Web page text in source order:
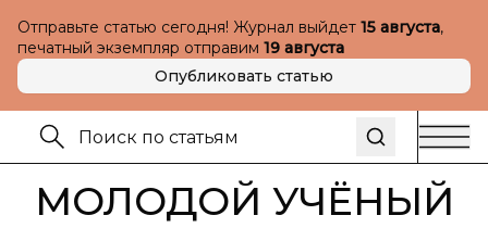
Отправьте статью сегодня! Журнал выйдет 15 августа,
печатный экземпляр отправим 19 августа
Опубликовать статью
МОЛОДОЙ УЧЁНЫЙ